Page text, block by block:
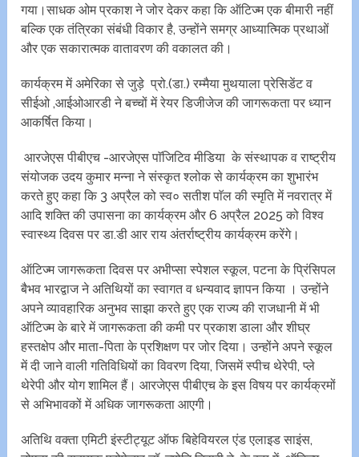
गया।साधक ओम प्रकाश ने जोर देकर कहा कि ऑटिज्म एक बीमारी नहीं
बल्कि एक तंत्रिका संबंधी विकार है, उन्होंने समग्र आध्यात्मिक प्रथाओं
और एक सकारात्मक वातावरण की वकालत की।
कार्यक्रम में अमेरिका से जुड़े प्रो.(डा.) रम्मैया मुथयाला प्रेसिडेंट व
सीईओ ,आईओआरडी ने बच्चों में रेयर डिजीजेज की जागरूकता पर ध्यान
आकर्षित किया।
आरजेएस पीबीएच -आरजेएस पाॅजिटिव मीडिया के संस्थापक व राष्ट्रीय
संयोजक उदय कुमार मन्ना ने संस्कृत श्लोक से कार्यक्रम का शुभारंभ
करते हुए कहा कि 3 अप्रैल को स्व० सतीश पाॅल की स्मृति में नवरात्र में
आदि शक्ति की उपासना का कार्यक्रम और 6 अप्रैल 2025 को विश्व
स्वास्थ्य दिवस पर डा.डी आर राय अंतर्राष्ट्रीय कार्यक्रम करेंगे।
ऑटिज्म जागरूकता दिवस पर अभीप्सा स्पेशल स्कूल, पटना के प्रिंसिपल
बैभव भारद्वाज ने अतिथियों का स्वागत व धन्यवाद ज्ञापन किया । उन्होंने
अपने व्यावहारिक अनुभव साझा करते हुए एक राज्य की राजधानी में भी
ऑटिज्म के बारे में जागरूकता की कमी पर प्रकाश डाला और शीघ्र
हस्तक्षेप और माता-पिता के प्रशिक्षण पर जोर दिया। उन्होंने अपने स्कूल
में दी जाने वाली गतिविधियों का विवरण दिया, जिसमें स्पीच थेरेपी, प्ले
थेरेपी और योग शामिल हैं। आरजेएस पीबीएच के इस विषय पर कार्यक्रमों
से अभिभावकों में अधिक जागरूकता आएगी।
अतिथि वक्ता एमिटी इंस्टीट्यूट ऑफ बिहेवियरल एंड एलाइड साइंस,